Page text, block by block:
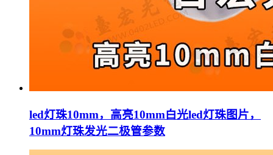
led灯珠10mm，高亮10mm白光led灯珠图片，
10mm灯珠发光二极管参数